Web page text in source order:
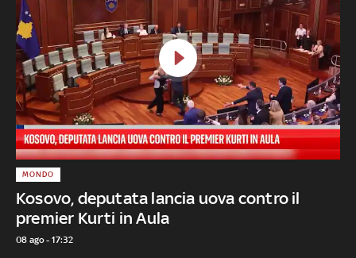
Kosovo, deputata lancia uova contro il
premier Kurti in Aula
MONDO
08 ago - 17:32